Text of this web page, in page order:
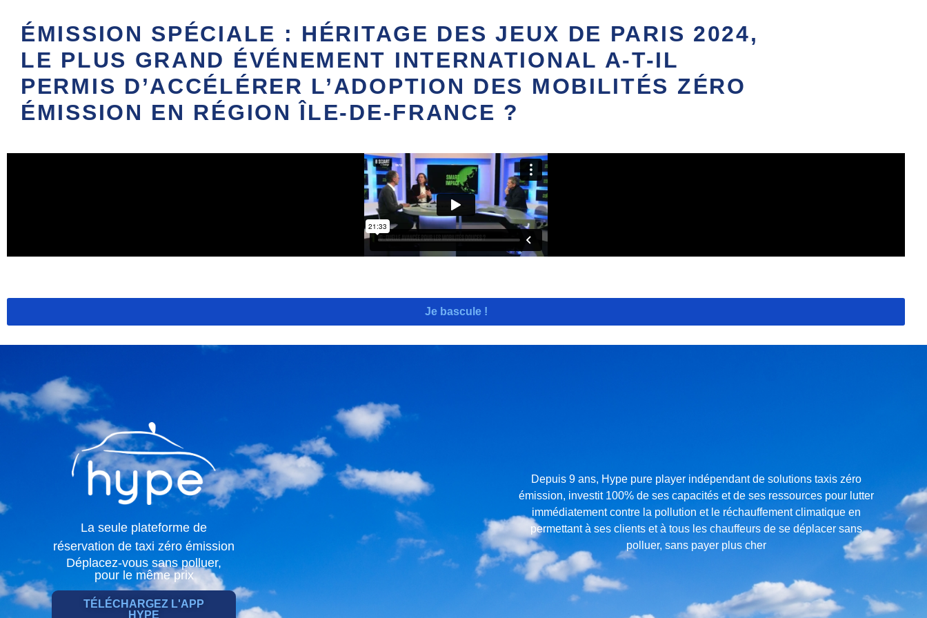
ÉMISSION SPÉCIALE : HÉRITAGE DES JEUX DE PARIS 2024,
LE PLUS GRAND ÉVÉNEMENT INTERNATIONAL A-T-IL
PERMIS D’ACCÉLÉRER L’ADOPTION DES MOBILITÉS ZÉRO
ÉMISSION EN RÉGION ÎLE-DE-FRANCE ?
Je bascule !
La seule plateforme de
réservation de taxi zéro émission
Déplacez-vous sans polluer,
pour le même prix
TÉLÉCHARGEZ L'APP
HYPE
Depuis9 ans, Hype pure player indépendant de solutions taxis zéro
émission, investit 100% de ses capacités et de ses ressources pour lutter
immédiatement contre la pollution et le réchauffement climatique en
permettant à ses clients et à tous les chauffeurs de se déplacer sans
polluer, sans payer plus cher